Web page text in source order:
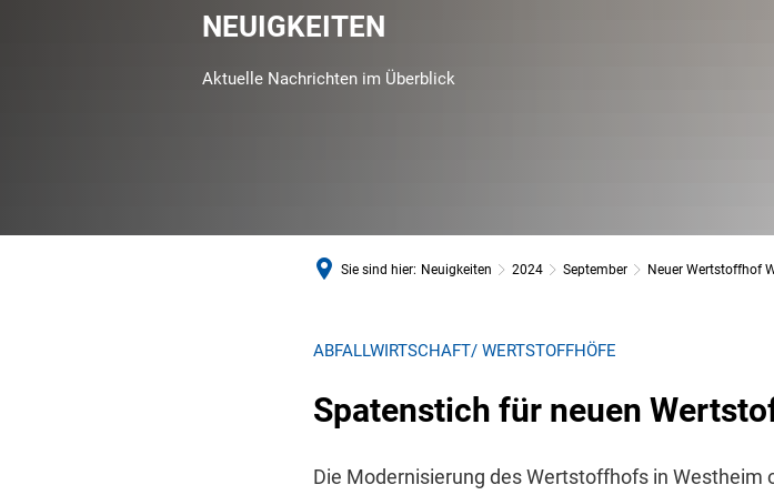
NEUIGKEITEN
Aktuelle Nachrichten im Überblick
Sie sind hier: Neuigkeiten 2024 September Neuer Wertstoffhof
ABFALLWIRTSCHAFT/ WERTSTOFFHÖFE
Spatenstich für neuen
Die Modernisierung des Wertstoffhofs in